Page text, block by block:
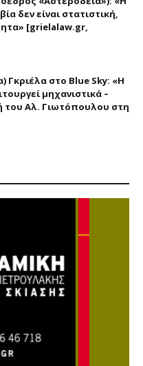
δεν είναι στατιστική,
[grielalaw.gr,
Γκριέλα στο Blue Sky: «Η
μηχανιστικά –
του Αλ. Γιωτόπουλου στη